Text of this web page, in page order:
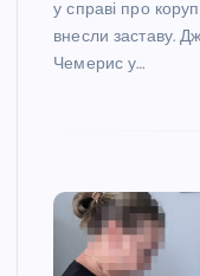
у справі про
внесли заставу.
Чемерис у…